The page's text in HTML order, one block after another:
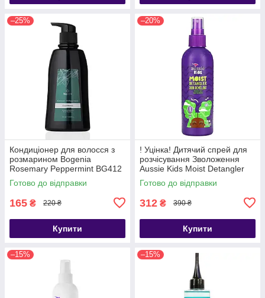
–25%
Кондиціонер для волосся з
розмарином Bogenia
Rosemary Peppermint BG412
[002] 350 мл
Готово до відправки
165 ₴ 220 ₴
Купити
–20%
! Уцінка! Дитячий спрей для
розчісування Зволоження
Aussie Kids Moist Detangler
236 мл
Готово до відправки
312 ₴ 390 ₴
Купити
–15% –15%